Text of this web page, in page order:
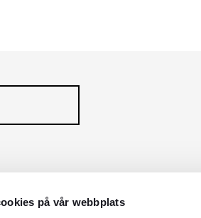
på vår webbplats